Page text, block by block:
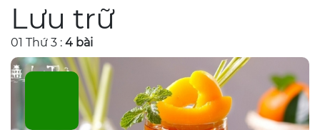
Lưu trữ
01 Thứ 3 : 4 bài